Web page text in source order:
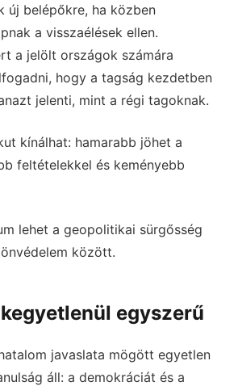
új belépőkre, ha közben
a visszaélések ellen.
a jelölt országok számára
hogy a tagság kezdetben
jelenti, mint a régi tagoknak.
kínálhat: hamarabb jöhet a
feltételekkel és keményebb
lehet a geopolitikai sürgősség
között.
egyszerű
javaslata mögött egyetlen
áll: a demokráciát és a